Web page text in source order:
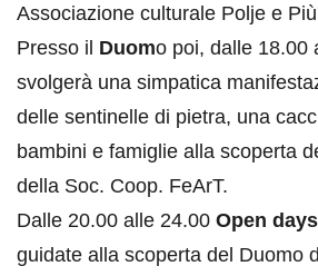
Associazione culturale Polje e
Presso il Duomo poi, dalle 18.00
svolgerà una simpatica
delle sentinelle di pietra, una
bambini e famiglie alla scoperta
della Soc. Coop. FeArT.
Dalle 20.00 alle 24.00 Open
guidate alla scoperta del Duomo